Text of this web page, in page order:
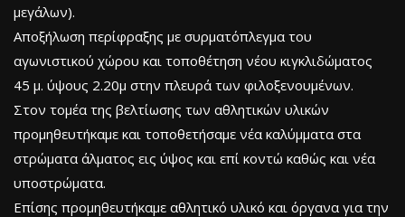
μεγάλων).
Αποξήλωση περίφραξης με συρματόπλεγμα του
αγωνιστικού χώρου και τοποθέτηση νέου κιγκλιδώματος
45 μ. ύψους 2.20μ στην πλευρά των φιλοξενουμένων.
Στον τομέα της βελτίωσης των αθλητικών υλικών
προμηθευτήκαμε και τοποθετήσαμε νέα καλύμματα στα
στρώματα άλματος εις ύψος και επί κοντώ καθώς και νέα
υποστρώματα.
Επίσης προμηθευτήκαμε αθλητικό υλικό και όργανα για την